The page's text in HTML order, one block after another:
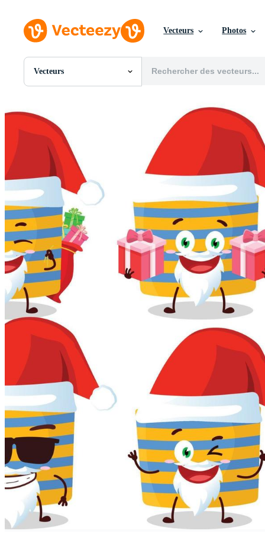
Vecteurs Photos
Vecteurs
Toutes Images
PSDs
SVGs
Modèles
Vecteurs
Vidéos
Motion graphics
Images Éditoriales
Événements Éditoriaux